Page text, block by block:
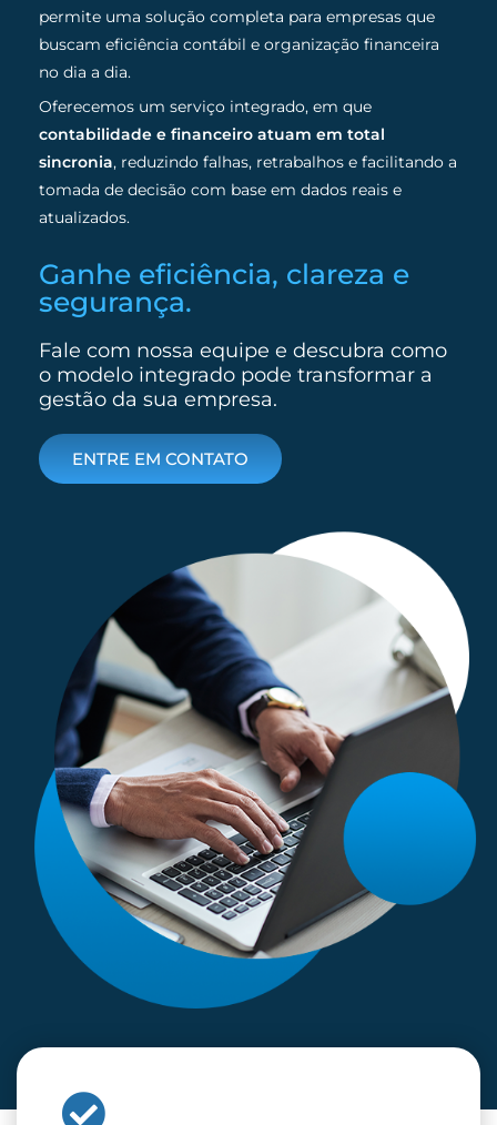
permite uma solução completa para empresas que
buscam eficiência contábil e organização financeira
no dia a dia.
Oferecemos um serviço integrado, em que
contabilidade e financeiro atuam em total
sincronia, reduzindo falhas, retrabalhos e facilitando a
tomada de decisão com base em dados reais e
atualizados.
Ganhe eficiência, clareza e
segurança.
Fale com nossa equipe e descubra como
o modelo integrado pode transformar a
gestão da sua empresa.
ENTRE EM CONTATO